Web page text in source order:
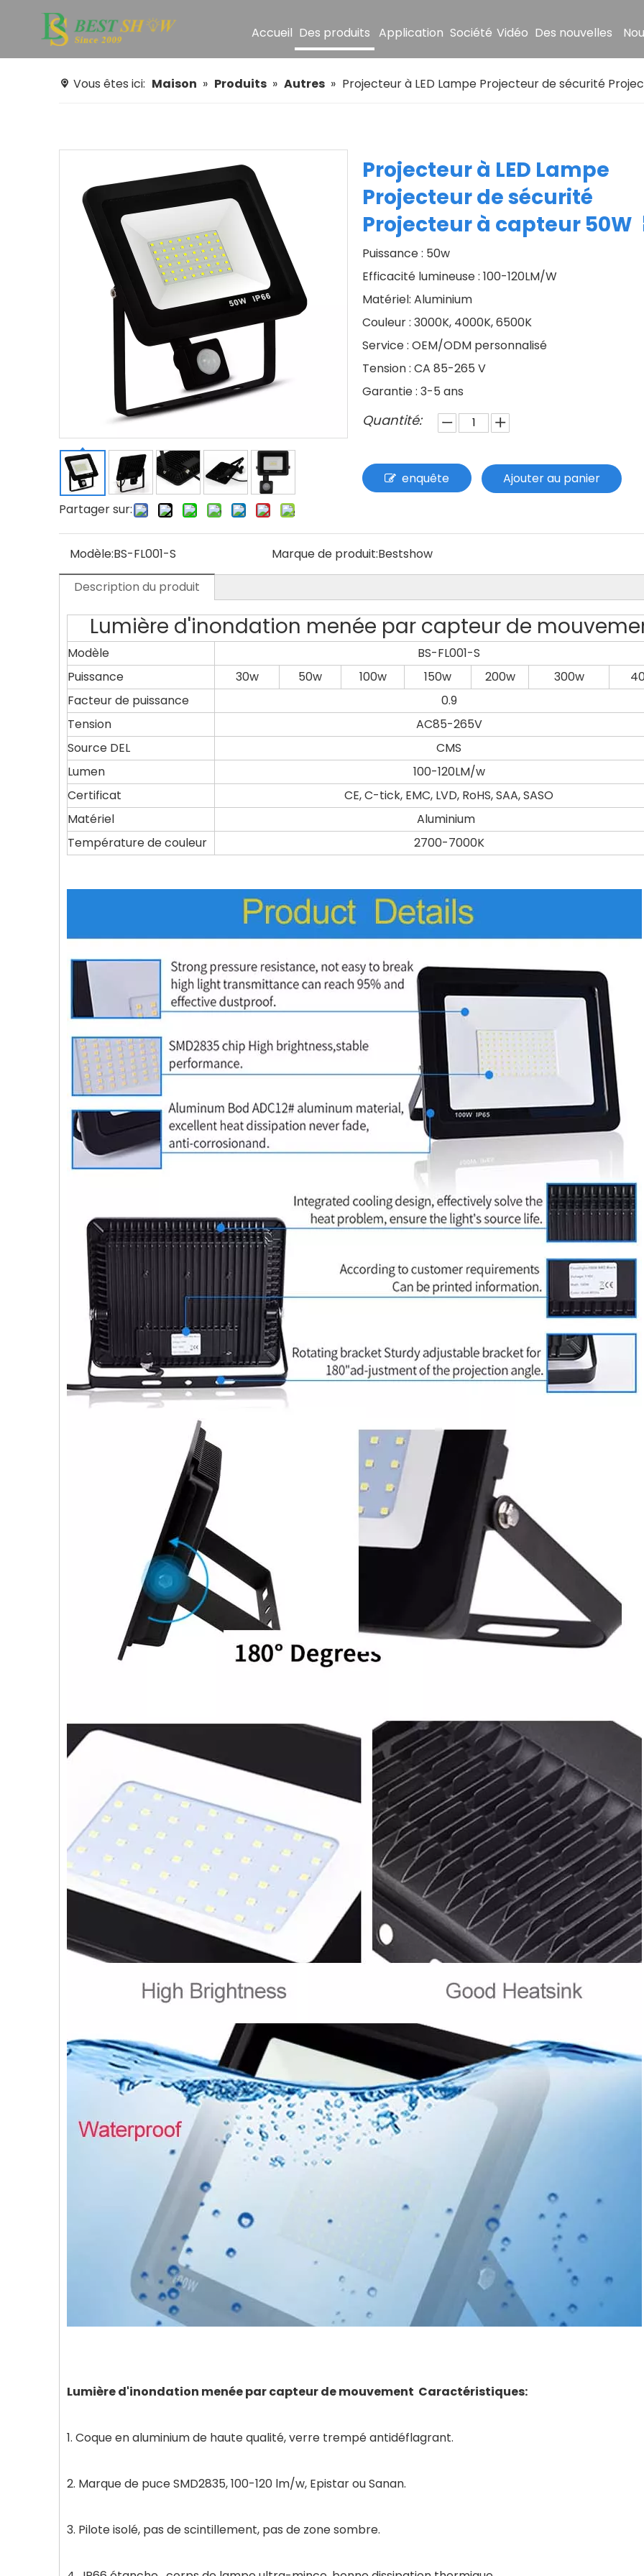
Accueil Des produits Application Société Vidéo Des nouvelles
Vous êtes ici: Maison » Produits » Autres » Projecteur à LED Lampe Projecteur de sécurité
Partager sur:
Projecteur à LED Lampe
Projecteur de sécurité
Projecteur à capteur 50W
Puissance : 50w
Efficacité lumineuse : 100-120LM/W
Matériel: Aluminium
Couleur : 3000K, 4000K, 6500K
Service : OEM/ODM personnalisé
Tension : CA 85-265 V
Garantie : 3-5 ans
Quantité:
enquête Ajouter au panier
Modèle:BS-FL001-S Marque de produit:Bestshow
Description du produit
Lumière d'inondation menée par capteur de
Modèle
BS-FL001-S
Puissance
30w 50w 100w 150w 200w 300w
Facteur de puissance
0.9
Tension
AC85-265V
Source DEL
CMS
Lumen
100-120LM/w
Certificat
CE, C-tick, EMC, LVD, RoHS, SAA, SASO
Matériel
Aluminium
Température de couleur
2700-7000K
Lumière d'inondation menée par capteur de mouvement Caractéristiques:
1. Coque en aluminium de haute qualité, verre trempé antidéflagrant.
2. Marque de puce SMD2835, 100-120 lm/w, Epistar ou Sanan.
3. Pilote isolé, pas de scintillement, pas de zone sombre.